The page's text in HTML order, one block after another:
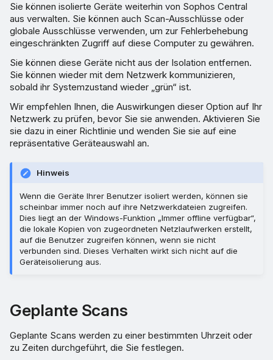
Sie können isolierte Geräte weiterhin von Sophos Central
aus verwalten. Sie können auch Scan-Ausschlüsse oder
globale Ausschlüsse verwenden, um zur Fehlerbehebung
eingeschränkten Zugriff auf diese Computer zu gewähren.
Sie können diese Geräte nicht aus der Isolation entfernen.
Sie können wieder mit dem Netzwerk kommunizieren,
sobald ihr Systemzustand wieder „grün“ ist.
Wir empfehlen Ihnen, die Auswirkungen dieser Option auf Ihr
Netzwerk zu prüfen, bevor Sie sie anwenden. Aktivieren Sie
sie dazu in einer Richtlinie und wenden Sie sie auf eine
repräsentative Geräteauswahl an.
Hinweis
Wenn die Geräte Ihrer Benutzer isoliert werden, können sie
scheinbar immer noch auf ihre Netzwerkdateien zugreifen.
Dies liegt an der Windows-Funktion „Immer offline verfügbar“,
die lokale Kopien von zugeordneten Netzlaufwerken erstellt,
auf die Benutzer zugreifen können, wenn sie nicht
verbunden sind. Dieses Verhalten wirkt sich nicht auf die
Geräteisolierung aus.
Geplante Scans
Geplante Scans werden zu einer bestimmten Uhrzeit oder
zu Zeiten durchgeführt, die Sie festlegen.